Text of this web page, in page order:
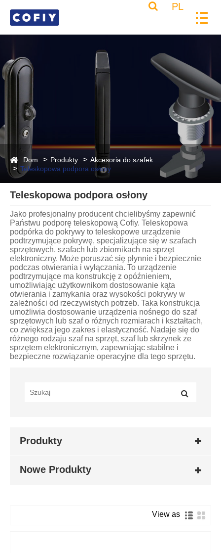
PL
Dom Produkty
Akcesoria do szafek
Teleskopowa podpora osłony
Teleskopowa podpora osłony
Jako profesjonalny producent chcielibyśmy zapewnić
Państwu podporę teleskopową Cofiy. Teleskopowa
podpórka do pokrywy to teleskopowe urządzenie
podtrzymujące pokrywę, specjalizujące się w szafach
sprzętowych, szafach lub zbiornikach na sprzęt
elektroniczny. Może poruszać się płynnie i bezpiecznie
podczas otwierania i wyłączania. To urządzenie
podtrzymujące ma konstrukcję z opóźnieniem,
umożliwiając użytkownikom dostosowanie kąta
otwierania i zamykania oraz wysokości pokrywy w
zależności od rzeczywistych potrzeb. Taka konstrukcja
umożliwia dostosowanie urządzenia nośnego do szaf
sprzętowych lub szaf o różnych rozmiarach i kształtach,
co zwiększa jego zakres i elastyczność. Nadaje się do
różnego rodzaju szaf na sprzęt, szaf lub skrzynek ze
sprzętem elektronicznym, zapewniając stabilne i
bezpieczne rozwiązanie operacyjne dla tego sprzętu.
Produkty
Nowe Produkty
View as